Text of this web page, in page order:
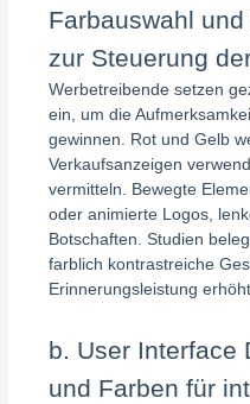
Farbauswahl
zur Steuerung
Werbetreibende setzen
ein, um die
gewinnen. Rot und Gelb
Verkaufsanzeigen
vermitteln. Bewegte
oder animierte Logos,
Botschaften. Studien
farblich kontrastreiche
Erinnerungsleistung
b. User Interface
und Farben für